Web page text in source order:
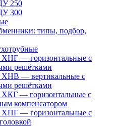
250
300
типы, подбор,
ХНГ — горизонтальные с
решётками
ХНВ — вертикальные с
решётками
ХКГ — горизонтальные с
компенсатором
ХПГ — горизонтальные с